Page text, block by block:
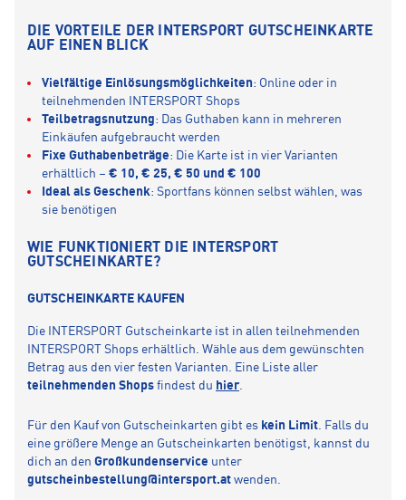
DIE VORTEILE DER INTERSPORT GUTSCHEINKARTE
AUF EINEN BLICK
Vielfältige Einlösungsmöglichkeiten: Online oder in
teilnehmenden INTERSPORT Shops
Teilbetragsnutzung: Das Guthaben kann in mehreren
Einkäufen aufgebraucht werden
Fixe Guthabenbeträge: Die Karte ist in vier Varianten
erhältlich – € 10, € 25, € 50 und € 100
Ideal als Geschenk: Sportfans können selbst wählen, was
sie benötigen
WIE FUNKTIONIERT DIE INTERSPORT
GUTSCHEINKARTE?
GUTSCHEINKARTE KAUFEN
Die INTERSPORT Gutscheinkarte ist in allen teilnehmenden
INTERSPORT Shops erhältlich. Wähle aus dem gewünschten
Betrag aus den vier festen Varianten. Eine Liste aller
teilnehmenden Shops findest du hier.
Für den Kauf von Gutscheinkarten gibt es kein Limit. Falls du
eine größere Menge an Gutscheinkarten benötigst, kannst du
dich an den Großkundenservice unter
gutscheinbestellung@intersport.at wenden.